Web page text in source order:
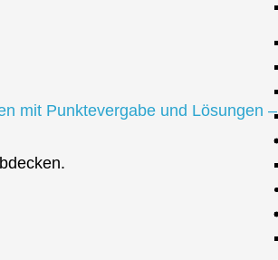
mit Punktevergabe und Lösungen –